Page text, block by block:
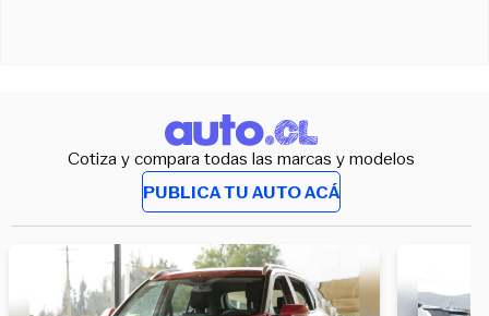
Cotiza y compara todas las marcas y modelos
PUBLICA TU AUTO ACÁ